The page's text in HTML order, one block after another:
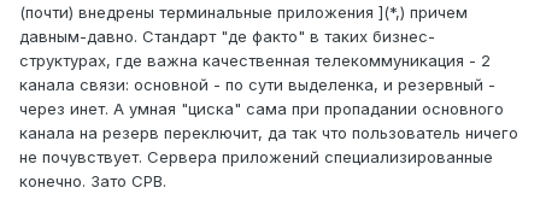
(почти) внедрены терминальные приложения ](*,) причем
давным-давно. Стандарт "де факто" в таких бизнес-
структурах, где важна качественная телекоммуникация - 2
канала связи: основной - по сути выделенка, и резервный -
через инет. А умная "циска" сама при пропадании основного
канала на резерв переключит, да так что пользователь ничего
не почувствует. Сервера приложений специализированные
конечно. Зато СРВ.